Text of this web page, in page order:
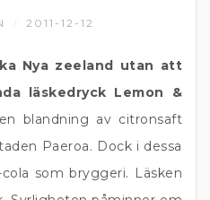
2011-12-12
Nya zeeland utan att
läskedryck Lemon &
blandning av citronsaft
Paeroa. Dock i dessa
som bryggeri. Läsken